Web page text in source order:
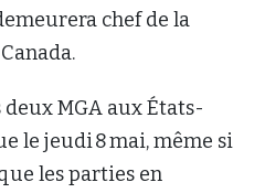
chef de la
MGA aux États-
le jeudi 8 mai, même si
les parties en